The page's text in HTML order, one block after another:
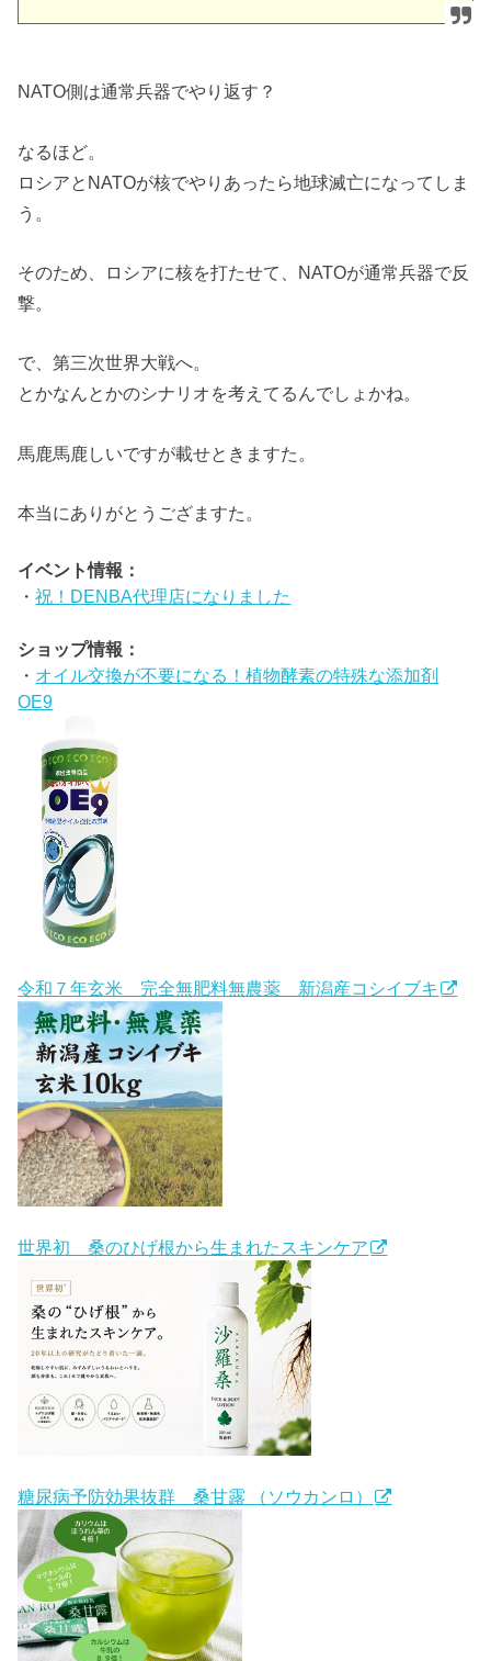
NATO側は通常兵器でやり返す？
なるほど。
ロシアとNATOが核でやりあったら地球滅亡になってしま
う。
そのため、ロシアに核を打たせて、NATOが通常兵器で反
撃。
で、第三次世界大戦へ。
とかなんとかのシナリオを考えてるんでしょかね。
馬鹿馬鹿しいですが載せときますた。
本当にありがとうござますた。
イベント情報：
・祝！DENBA代理店になりました
ショップ情報：
・ オイル交換が不要になる！植物酵素の特殊な添加剤
OE9
令和７年玄米 完全無肥料無農薬 新潟産コシイブキ
世界初 桑のひげ根から生まれたスキンケア
糖尿病予防効果抜群 桑甘露 （ソウカンロ）